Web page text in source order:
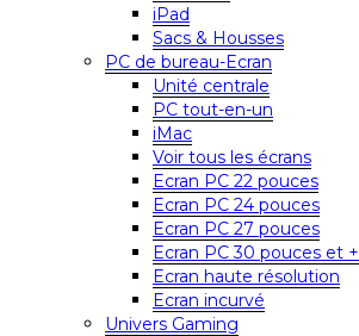
iPad
Sacs & Housses
PC de bureau-Ecran
Unité centrale
PC tout-en-un
iMac
Voir tous les écrans
Ecran PC 22 pouces
Ecran PC 24 pouces
Ecran PC 27 pouces
Ecran PC 30 pouces et +
Ecran haute résolution
Ecran incurvé
Univers Gaming